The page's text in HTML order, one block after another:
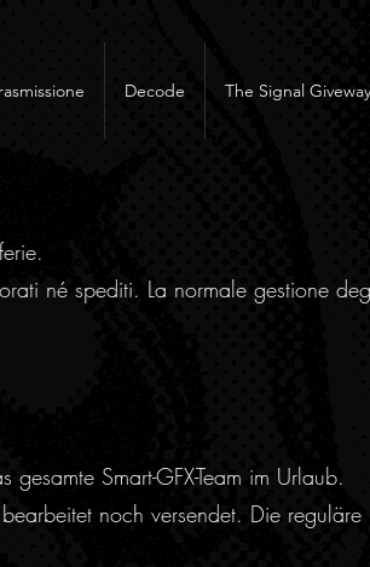
Decode The Signal Giveway
né spediti. La normale gestione
Smart-GFX-Team im Urlaub.
noch versendet. Die